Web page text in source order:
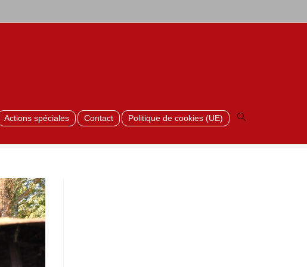
Actions spéciales Contact Politique de cookies (UE)
Toggle
website
search
>